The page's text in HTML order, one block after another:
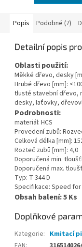
Popis Podobné (7)
Detailní popis
Oblasti použití:
Měkké dřevo, desky
Hrubé dřevo [mm]:
tlusté stavební dřevo,
desky, laťovky,
Podrobnosti:
materiál: HCS
Provedení zubů:
Celková délka [mm]:
Rozteč zubů [mm]: 4,0
Doporučená min.
Doporučená max.
Typ: T 344 D
Specifikace: Speed for
Obsah balení: 5 Ks
Doplňkové
Kategorie: Kmitací